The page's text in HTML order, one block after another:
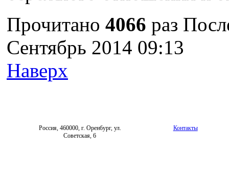
Прочитано 4066 раз
Сентябрь 2014 09:13
Наверх
Россия, 460000, г. Оренбург, ул.
Советская, 6
Контакты